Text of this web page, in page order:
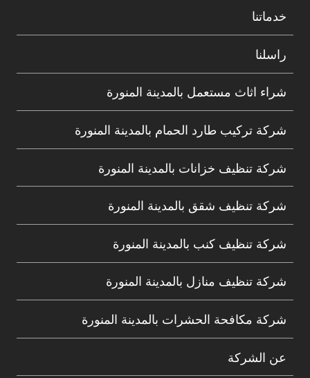
خدماتنا
راسلنا
شراء اثاث مستعمل بالمدينة المنورة
شركة تركيب طارد الحمام بالمدينة المنورة
شركة تنظيف خزانات بالمدينة المنورة
شركة تنظيف شقق بالمدينة المنورة
شركة تنظيف كنب بالمدينة المنورة
شركة تنظيف منازل بالمدينة المنورة
شركة مكافحة الحشرات بالمدينة المنورة
عن الشركة